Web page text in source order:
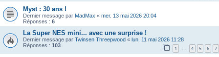
Myst : 30 ans !
Dernier message par MadMax « mer. 13 mai 2026 20:04
Réponses : 6
La Super NES mini... avec une surprise !
Dernier message par Twinsen Threepwood « lun. 11 mai 2026 11:28
Réponses : 103 1 … 4 5 6 7